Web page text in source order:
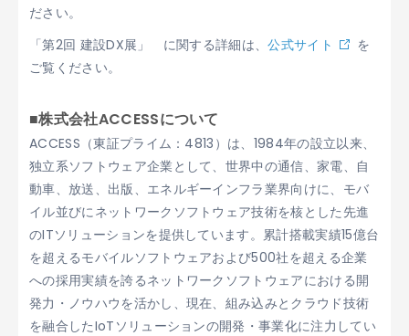
ださい。
「第2回 建設DX展」 に関する詳細は、公式サイト
を
ご覧ください。
■株式会社ACCESSについて
ACCESS（東証プライム：4813）は、1984年の設立以来、
独立系ソフトウェア企業として、世界中の通信、家電、自
動車、放送、出版、エネルギーインフラ業界向けに、モバ
イル並びにネットワークソフトウェア技術を核とした先進
のITソリューションを提供しています。累計搭載実績15億台
を超えるモバイルソフトウェアおよび500社を超える企業
への採用実績を誇るネットワークソフトウェアにおける開
発力・ノウハウを活かし、現在、組み込みとクラウド技術
を融合したIoTソリューションの開発・事業化に注力してい